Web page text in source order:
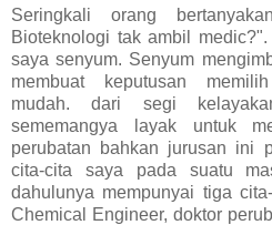
Seringkali orang
Bioteknologi tak ambil
saya senyum. Senyum
membuat keputusan
mudah. dari segi
sememangya layak untuk
perubatan bahkan jurusan ini
cita-cita saya pada suatu
dahulunya mempunyai tiga
Chemical Engineer, doktor